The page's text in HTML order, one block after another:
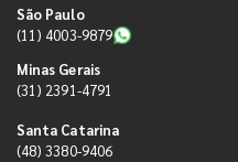
São Paulo
(11) 4003-9879
Minas Gerais
(31) 2391-4791
Santa Catarina
(48) 3380-9406